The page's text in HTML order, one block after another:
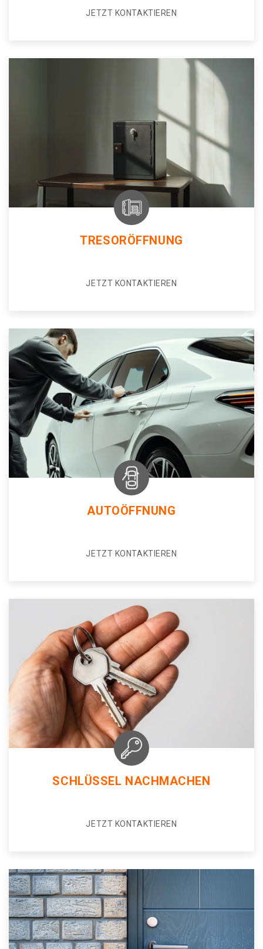
JETZT KONTAKTIEREN
TRESORÖFFNUNG
JETZT KONTAKTIEREN
AUTOÖFFNUNG
JETZT KONTAKTIEREN
SCHLÜSSEL NACHMACHEN
JETZT KONTAKTIEREN